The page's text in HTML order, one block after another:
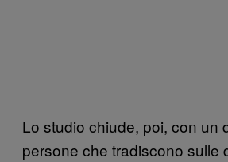
Lo studio chiude, poi, con un
persone che tradiscono sulle